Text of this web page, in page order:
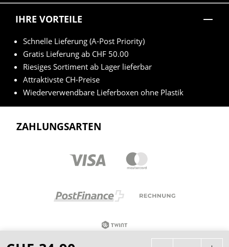
IHRE VORTEILE
Schnelle Lieferung (A-Post Priority)
Gratis Lieferung ab CHF 50.00
Riesiges Sortiment ab Lager lieferbar
Attraktivste CH-Preise
Wiederverwendbare Lieferboxen ohne Plastik
ZAHLUNGSARTEN